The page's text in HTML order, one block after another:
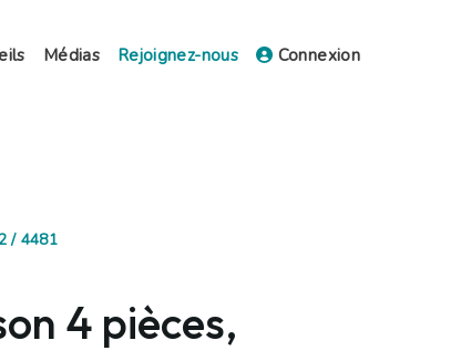
Médias Rejoignez-nous Connexion
/ 4481
4 pièces,